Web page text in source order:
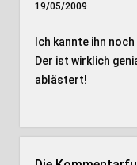
19/05/2009
Ich kannte ihn
Der ist wirklich
ablästert!